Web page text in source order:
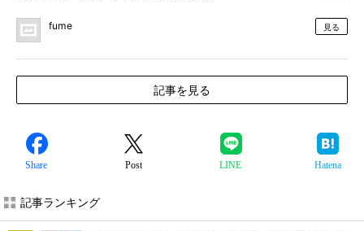
fume 見る
記事を見る
Share Post LINE Hatena
記事ランキング